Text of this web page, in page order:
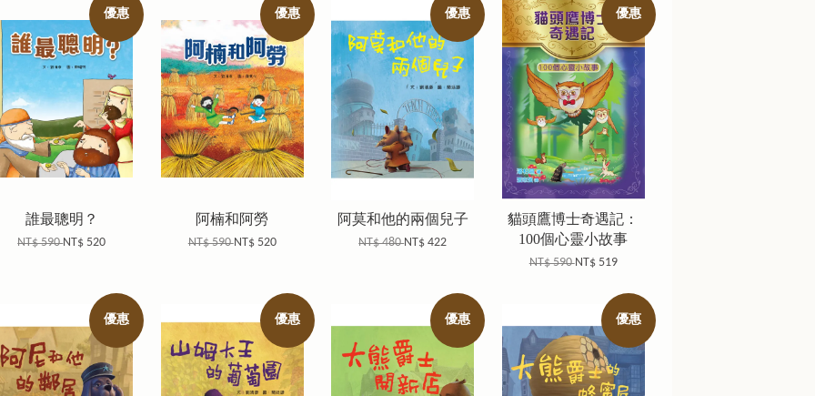
優惠
誰最聰明？
NT$ 590NT$ 520
優惠
阿楠和阿勞
NT$ 590NT$ 520
優惠
阿莫和他的兩個兒子
NT$ 480NT$ 422
優惠
貓頭鷹博士奇遇記：
100個心靈小故事
NT$ 590NT$ 519
優惠 優惠 優惠 優惠